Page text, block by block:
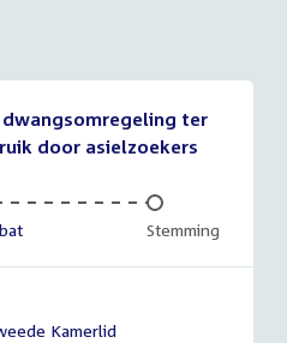
ter
door asielzoekers
Onvoltooid:
Stemming
Kamerlid